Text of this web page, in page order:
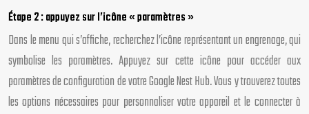
Étape 2 : appuyez sur l’icône « paramètres »
Dans le menu qui s’affiche, recherchez l’icône représentant un engrenage, qui
symbolise les paramètres. Appuyez sur cette icône pour accéder aux
paramètres de configuration de votre Google Nest Hub. Vous y trouverez toutes
les options nécessaires pour personnaliser votre appareil et le connecter à